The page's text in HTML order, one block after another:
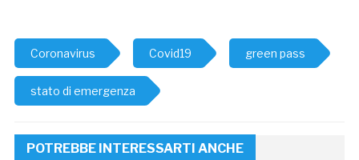
Coronavirus Covid19 green pass
stato di emergenza
POTREBBE INTERESSARTI ANCHE